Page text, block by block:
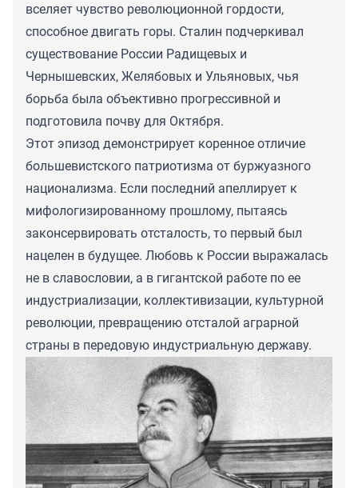
вселяет чувство революционной гордости,
способное двигать горы. Сталин подчеркивал
существование России Радищевых и
Чернышевских, Желябовых и Ульяновых, чья
борьба была объективно прогрессивной и
подготовила почву для Октября.
Этот эпизод демонстрирует коренное отличие
большевистского патриотизма от буржуазного
национализма. Если последний апеллирует к
мифологизированному прошлому, пытаясь
законсервировать отсталость, то первый был
нацелен в будущее. Любовь к России выражалась
не в славословии, а в гигантской работе по ее
индустриализации, коллективизации, культурной
революции, превращению отсталой аграрной
страны в передовую индустриальную державу.